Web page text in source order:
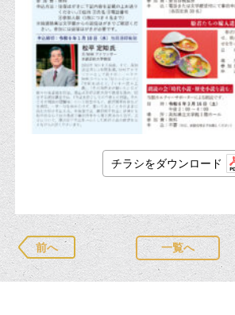
チラシをダウンロード
前へ 一覧へ